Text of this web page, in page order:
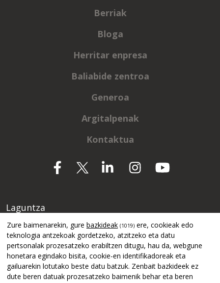
Berriak
Bloga
Herritar enpresa
Baliabide zentroa
Generoa
Argitalpenak
Kontaktua
Laguntza
Zure baimenarekin, gure bazkideak (1019) ere, cookieak edo
teknologia antzekoak gordetzeko, atzitzeko eta datu
pertsonalak prozesatzeko erabiltzen ditugu, hau da, webgune
honetara egindako bisita, cookie-en identifikadoreak eta
gailuarekin lotutako beste datu batzuk. Zenbait bazkideek ez
dute beren datuak prozesatzeko baimenik behar eta beren